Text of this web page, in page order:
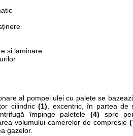
și laminare
al pompei ulei cu palete se
cilindric(1) , excentric, în partea
împinge paletele (4) spre
volumului camerelor de compresie
gazelor.